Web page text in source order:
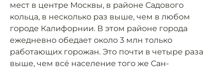
мест в центре Москвы, в районе Садового
кольца, в несколько раз выше, чем в любом
городе Калифорнии. В этом районе города
ежедневно обедает около 3 млн только
работающих горожан. Это почти в четыре раза
выше, чем всё население того же Сан-